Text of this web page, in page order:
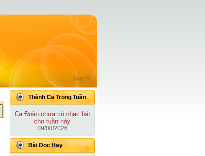
Sign In
Thánh Ca Trong Tuần
Ca Ðoàn chưa có nhạc hát
cho tuần này
09/08/2026
Bài Ðọc Hay